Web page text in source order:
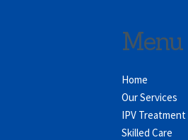
Menu
Home
Our Services
IPV Treatment
Skilled Care